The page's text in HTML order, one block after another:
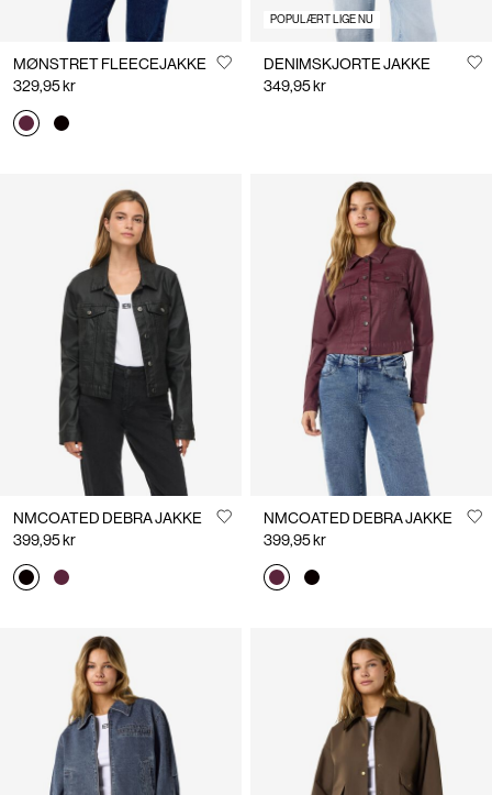
MØNSTRET FLEECEJAKKE
329,95 kr
POPULÆRT LIGE NU
DENIMSKJORTE JAKKE
349,95 kr
NMCOATED DEBRA JAKKE
399,95 kr
NMCOATED DEBRA JAKKE
399,95 kr